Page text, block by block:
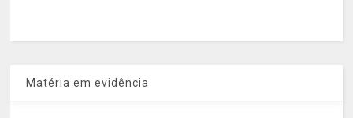
Matéria em evidência